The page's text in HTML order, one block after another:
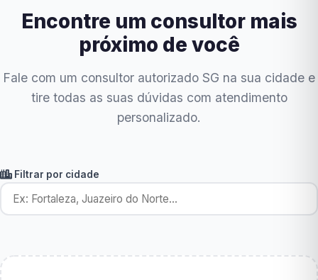
Encontre um consultor mais
próximo de você
Fale com um consultor autorizado SG na sua cidade e
tire todas as suas dúvidas com atendimento
personalizado.
Filtrar por cidade